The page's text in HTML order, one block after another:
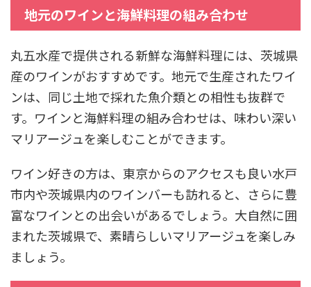
地元のワインと海鮮料理の組み合わせ
丸五水産で提供される新鮮な海鮮料理には、茨城県
産のワインがおすすめです。地元で生産されたワイ
ンは、同じ土地で採れた魚介類との相性も抜群で
す。ワインと海鮮料理の組み合わせは、味わい深い
マリアージュを楽しむことができます。
ワイン好きの方は、東京からのアクセスも良い水戸
市内や茨城県内のワインバーも訪れると、さらに豊
富なワインとの出会いがあるでしょう。大自然に囲
まれた茨城県で、素晴らしいマリアージュを楽しみ
ましょう。